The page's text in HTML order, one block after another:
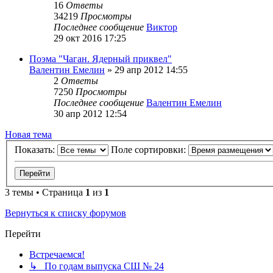
16 Ответы
34219 Просмотры
Последнее сообщение Виктор
29 окт 2016 17:25
Поэма "Чаган. Ядерный приквел"
Валентин Емелин » 29 апр 2012 14:55
2 Ответы
7250 Просмотры
Последнее сообщение Валентин Емелин
30 апр 2012 12:54
Новая тема
Показать:
Поле сортировки:
3 темы • Страница 1 из 1
Вернуться к списку форумов
Перейти
Встречаемся!
↳ По годам выпуска СШ № 24